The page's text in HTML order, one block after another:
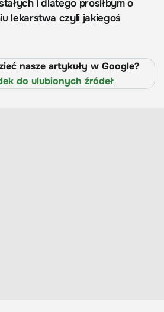
i dlatego prosiłbym o
lekarstwa czyli jakiegoś
nasze artykuły w Google?
do ulubionych źródeł